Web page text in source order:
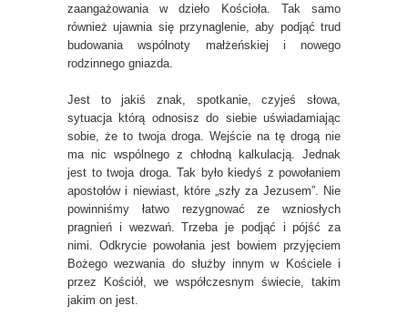
zaangażowania w dzieło Kościoła. Tak samo
również ujawnia się przynaglenie, aby podjąć trud
budowania wspólnoty małżeńskiej i nowego
rodzinnego gniazda.
Jest to jakiś znak, spotkanie, czyjeś słowa,
sytuacja którą odnosisz do siebie uświadamiając
sobie, że to twoja droga. Wejście na tę drogą nie
ma nic wspólnego z chłodną kalkulacją. Jednak
jest to twoja droga. Tak było kiedyś z powołaniem
apostołów i niewiast, które „szły za Jezusem”. Nie
powinniśmy łatwo rezygnować ze wzniosłych
pragnień i wezwań. Trzeba je podjąć i pójść za
nimi. Odkrycie powołania jest bowiem przyjęciem
Bożego wezwania do służby innym w Kościele i
przez Kościół, we współczesnym świecie, takim
jakim on jest.